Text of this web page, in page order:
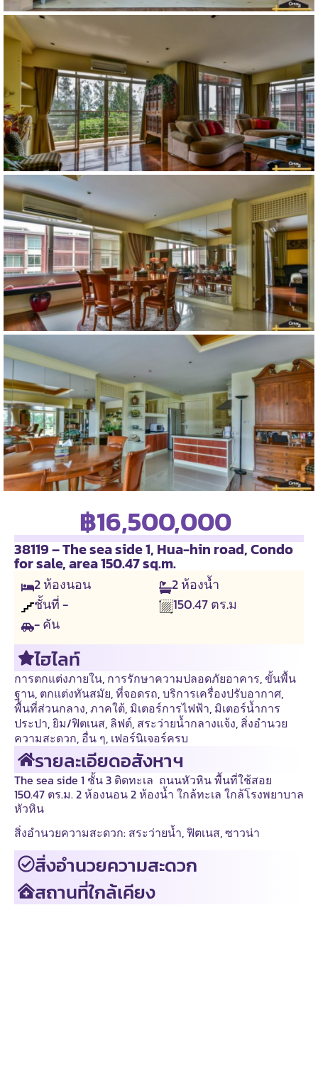
฿16,500,000
38119 – The sea side 1, Hua-hin road, Condo
for sale, area 150.47 sq.m.
2ห้องนอน 2ห้องน้ำ
ชั้นที่ -
150.47ตร.ม
- คัน
ไฮไลท์
การตกแต่งภายใน, การรักษาความปลอดภัยอาคาร,ขั้นพื้น
ฐาน, ตกแต่งทันสมัย,ที่จอดรถ,บริการเครื่องปรับอากาศ,
พื้นที่ส่วนกลาง,ภาคใต้, มิเตอร์การไฟฟ้า, มิเตอร์น้ำการ
ประปา,ยิม/ฟิตเนส, ลิฟต์, สระว่ายน้ำกลางแจ้ง, สิ่งอำนวย
ความสะดวก, อื่น ๆ, เฟอร์นิเจอร์ครบ
รายละเอียดอสังหาฯ
The sea side 1 ชั้น 3 ติดทะเล ถนนหัวหิน พื้นที่ใช้สอย
150.47 ตร.ม. 2 ห้องนอน 2 ห้องน้ำ ใกล้ทะเล ใกล้โรงพยาบาล
หัวหิน
สิ่งอำนวยความสะดวก: สระว่ายน้ำ, ฟิตเนส, ซาวน่า
สิ่งอำนวยความสะดวก
สถานที่ใกล้เคียง